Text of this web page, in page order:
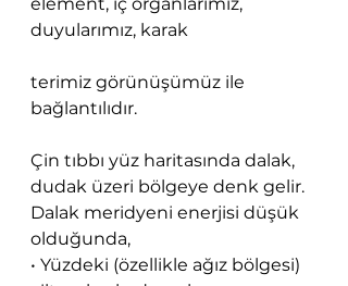
duyularımız, karak
terimiz görünüşümüz ile
bağlantılıdır.
Çin tıbbı yüz haritasında dalak,
dudak üzeri bölgeye denk gelir.
Dalak meridyeni enerjisi düşük
olduğunda,
• Yüzdeki (özellikle ağız bölgesi)